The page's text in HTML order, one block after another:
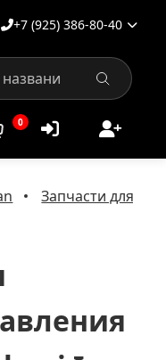
+7 (925) 386-80-40
0
Запчасти для